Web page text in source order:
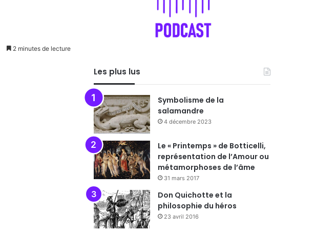
2 minutes de lecture
Les plus lus
Symbolisme de la
salamandre
4 décembre 2023
Le « Printemps » de Botticelli,
représentation de l’Amour ou
métamorphoses de l’âme
31 mars 2017
Don Quichotte et la
philosophie du héros
23 avril 2016